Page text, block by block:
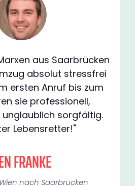
aus Saarbrücken
absolut stressfrei
ersten Anruf bis zum
sie professionell,
sorgfältig.
Lebensretter!"
FRANKE
nach Saarbrücken